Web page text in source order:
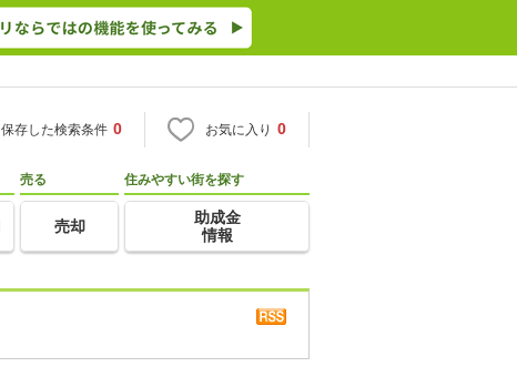
保存した検索条件 0 お気に入り 0
売る
売却
住みやすい街を探す
助成金
情報